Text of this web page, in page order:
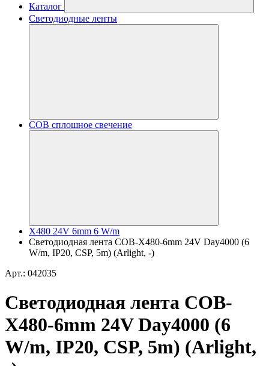
Каталог
Светодиодные ленты
COB сплошное свечение
X480 24V 6mm 6 W/m
Светодиодная лента COB-X480-6mm 24V Day4000 (6
W/m, IP20, CSP, 5m) (Arlight, -)
Арт.: 042035
Светодиодная лента COB-
X480-6mm 24V Day4000 (6
W/m, IP20, CSP, 5m) (Arlight,